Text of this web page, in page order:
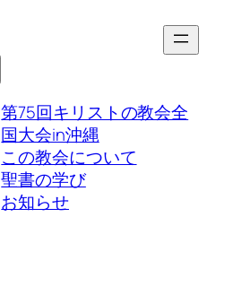
第75回キリストの教会全
国大会in沖縄
この教会について
聖書の学び
お知らせ